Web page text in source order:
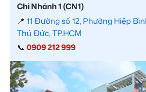
Chi Nhánh 1 (CN1)
📍 11 Đường số 12, Phường Hiệp
Thủ Đức, TP.HCM
📞 0909 212 999